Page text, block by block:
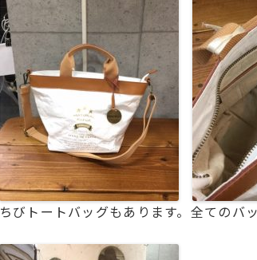
ちびトートバッグもあります。全てのバ